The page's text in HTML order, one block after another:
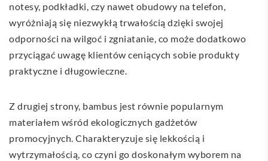
notesy, podkładki, czy nawet obudowy na telefon,
wyróżniają się niezwykłą trwałością dzięki swojej
odporności na wilgoć i zgniatanie, co może dodatkowo
przyciągać uwagę klientów ceniących sobie produkty
praktyczne i długowieczne.
Z drugiej strony, bambus jest równie popularnym
materiałem wśród ekologicznych gadżetów
promocyjnych. Charakteryzuje się lekkością i
wytrzymałością, co czyni go doskonałym wyborem na